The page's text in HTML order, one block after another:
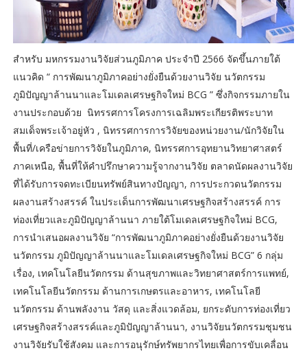
สำหรับ มหกรรมงานวิจัยส่วนภูมิภาค ประจำปี 2566 จัดขึ้นภายใต้
แนวคิด “ การพัฒนาภูมิภาคอย่างยั่งยืนด้วยงานวิจัย นวัตกรรม
ภูมิปัญญาล้านนาและโมเดลเศรษฐกิจใหม่ BCG ” ซึ่งกิจกรรมภายใน
งานประกอบด้วย นิทรรศการโครงการเฉลิมพระเกียรติพระบาท
สมเด็จพระเจ้าอยู่หัว , นิทรรศการการวิจัยของหน่วยงาน/นักวิจัยใน
พื้นที่/เครือข่ายการวิจัยในภูมิภาค, นิทรรศการอุทยานวิทยาศาสตร์
ภาคเหนือ, พื้นที่ให้คำปรึกษาความรู้จากงานวิจัย ตลาดนัดผลงานวิจัย
ที่ได้รับการจดทะเบียนทรัพย์สินทางปัญญา, การประกวดนวัตกรรม
ผลงานสร้างสรรค์ ในประเด็นการพัฒนาเศรษฐกิจสร้างสรรค์ การ
ท่องเที่ยวและภูมิปัญญาล้านนา ภายใต้โมเดลเศรษฐกิจใหม่ BCG,
การนำเสนอผลงานวิจัย “การพัฒนาภูมิภาคอย่างยั่งยืนด้วยงานวิจัย
นวัตกรรม ภูมิปัญญาล้านนาและโมเดลเศรษฐกิจใหม่ BCG” 6 กลุ่ม
เรื่อง, เทคโนโลยีนวัตกรรม ด้านสุขภาพและวิทยาศาสตร์การแพทย์,
เทคโนโลยีนวัตกรรม ด้านการเกษตรและอาหาร, เทคโนโลยี
นวัตกรรม ด้านพลังงาน วัสดุ และสิ่งแวดล้อม, ยกระดับการท่องเที่ยว
เศรษฐกิจสร้างสรรค์และภูมิปัญญาล้านนา, งานวิจัยนวัตกรรมชุมชน
งานวิจัยรับใช้สังคม และการอนุรักษ์ทรัพยากรไทยเพื่อการขับเคลื่อน